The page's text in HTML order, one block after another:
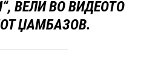
ВЕЛИ ВО ВИДЕОТО
ЏАМБАЗОВ.